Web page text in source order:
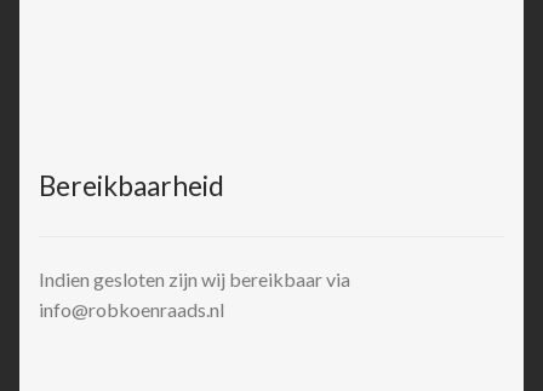
Bereikbaarheid
Indien gesloten zijn wij bereikbaar via
info@robkoenraads.nl